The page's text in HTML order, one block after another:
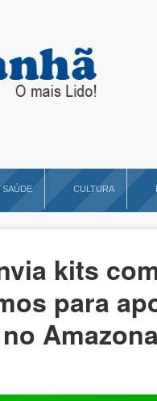
SAÚDE CULTURA
kits
para